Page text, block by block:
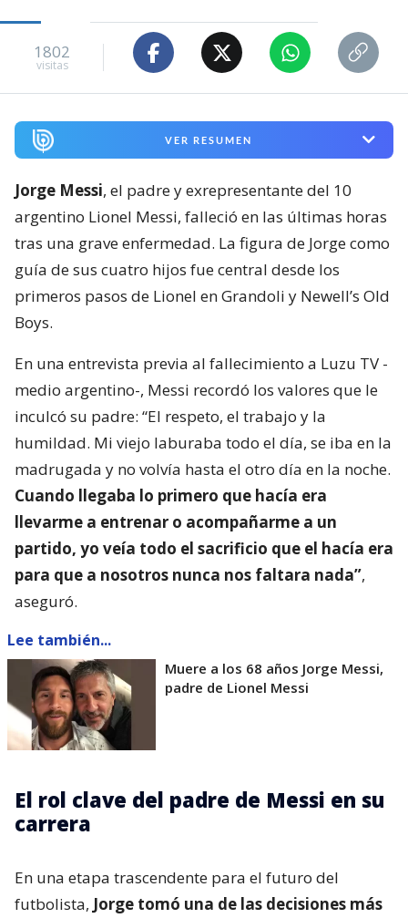
1802
visitas
VER RESUMEN
Jorge Messi, el padre y exrepresentante del 10
argentino Lionel Messi, falleció en las últimas horas
tras una grave enfermedad. La figura de Jorge como
guía de sus cuatro hijos fue central desde los
primeros pasos de Lionel en Grandoli y Newell’s Old
Boys.
En una entrevista previa al fallecimiento a Luzu TV -
medio argentino-, Messi recordó los valores que le
inculcó su padre: “El respeto, el trabajo y la
humildad. Mi viejo laburaba todo el día, se iba en la
madrugada y no volvía hasta el otro día en la noche.
Cuando llegaba lo primero que hacía era
llevarme a entrenar o acompañarme a un
partido, yo veía todo el sacrificio que el hacía era
para que a nosotros nunca nos faltara nada”,
aseguró.
Lee también...
Muere a los 68 años Jorge Messi,
padre de Lionel Messi
El rol clave del padre de Messi en su
carrera
En una etapa trascendente para el futuro del
futbolista, Jorge tomó una de las decisiones más